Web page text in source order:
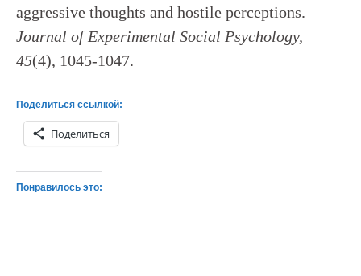
aggressive thoughts and hostile perceptions.
Journal of Experimental Social Psychology,
45(4), 1045-1047.
Поделиться ссылкой:
Поделиться
Понравилось это: